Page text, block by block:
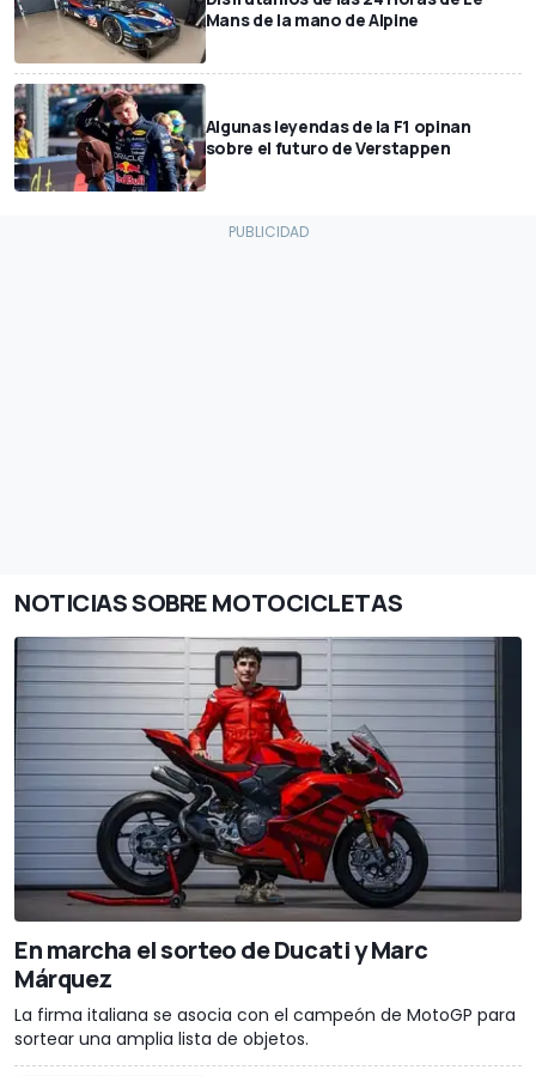
Mans de la mano de Alpine
Algunas leyendas de la F1 opinan
sobre el futuro de Verstappen
NOTICIAS SOBRE MOTOCICLETAS
En marcha el sorteo de Ducati y Marc
Márquez
La firma italiana se asocia con el campeón de MotoGP para
sortear una amplia lista de objetos.